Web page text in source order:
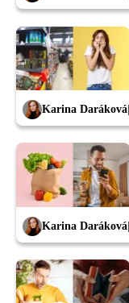
Karina Daráková
Karina Daráková